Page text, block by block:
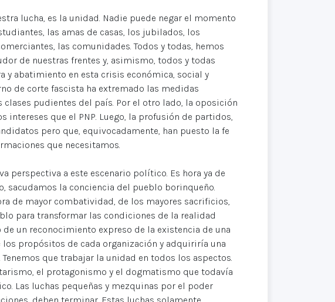
lucha, es la unidad. Nadie puede negar el momento
las amas de casas, los jubilados, los
las comunidades. Todos y todas, hemos
de nuestras frentes y, asimismo, todos y todas
y abatimiento en esta crisis económica, social y
de corte fascista ha extremado las medidas
pudientes del país. Por el otro lado, la oposición
que el PNP. Luego, la profusión de partidos,
pero que, equivocadamente, han puesto la fe
que necesitamos.
perspectiva a este escenario político. Es hora ya de
sacudamos la conciencia del pueblo borinqueño.
de mayor combatividad, de los mayores sacrificios,
para transformar las condiciones de la realidad
un reconocimiento expreso de la existencia de una
propósitos de cada organización y adquiriría una
que trabajar la unidad en todos los aspectos.
el protagonismo y el dogmatismo que todavía
Las luchas pequeñas y mezquinas por el poder